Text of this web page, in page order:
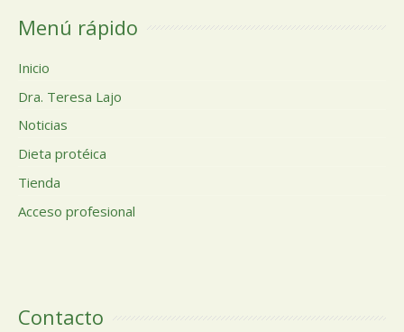
Menú rápido
Inicio
Dra. Teresa Lajo
Noticias
Dieta protéica
Tienda
Acceso profesional
Contacto